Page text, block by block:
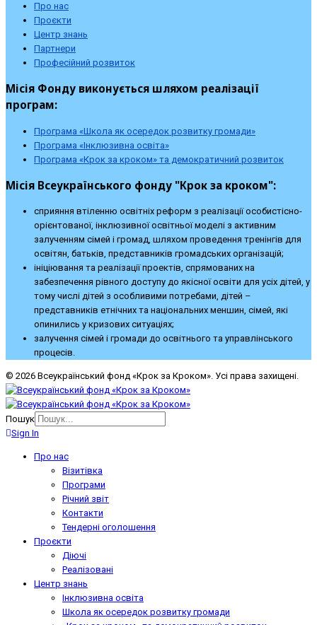
Про нас
Проєкти
Центр знань
Партнери
Професійний розвиток
Місія Фонду виконується шляхом реалізації
програм:
Програма «Школа як осередок розвитку громади»
Програма «Інклюзивна освіта»
Програма «Крок за кроком» та демократичний розвиток
Місія Всеукраїнського фонду "Крок за кроком":
сприяння втіленню освітніх реформ з реалізації особистісно-
орієнтованої, інклюзивної освітньої моделі з активним
залученням сімей і громад, шляхом проведення тренінгів для
освітян, батьків, представників громадських організацій;
ініціювання та реалізації проектів, спрямованих на
забезпечення рівного доступу до якісної освіти для усіх дітей, у
тому числі дітей з особливими потребами, дітей –
представників етнічних та національних меншин, сімей, які
опинились у кризових ситуаціях;
залучення сімей і громади до освітнього та управлінського
процесів.
© 2026 Всеукраїнський фонд «Крок за Кроком». Усі права захищені.
Пошук
Sign In
Про нас
Візитівка
Програми
Річний звіт
Контакти
Тендерні оголошення
Проєкти
Діючі
Реалізовані
Центр знань
Інклюзивна освіта
Школа як осередок розвитку громади